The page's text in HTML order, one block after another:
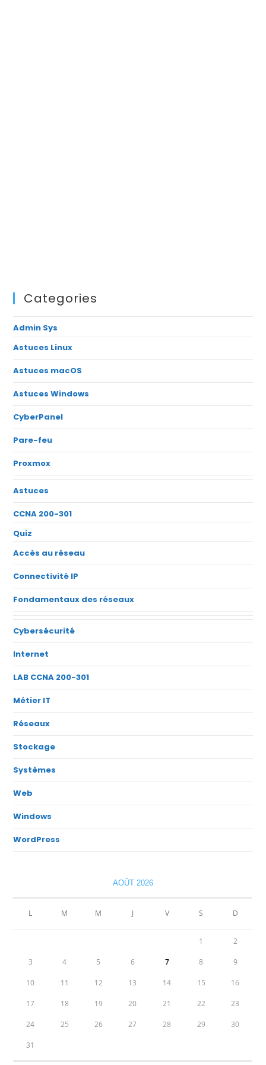
Categories
Admin Sys
Astuces Linux
Astuces macOS
Astuces Windows
CyberPanel
Pare-feu
Proxmox
Astuces
CCNA 200-301
Quiz
Accès au réseau
Connectivité IP
Fondamentaux des réseaux
Cybersécurité
Internet
LAB CCNA 200-301
Métier IT
Réseaux
Stockage
Systèmes
Web
Windows
WordPress
AOÛT 2026
L M M J V S D
1 2
3 4 5 6 7 8 9
10 11 12 13 14 15 16
17 18 19 20 21 22 23
24 25 26 27 28 29 30
31